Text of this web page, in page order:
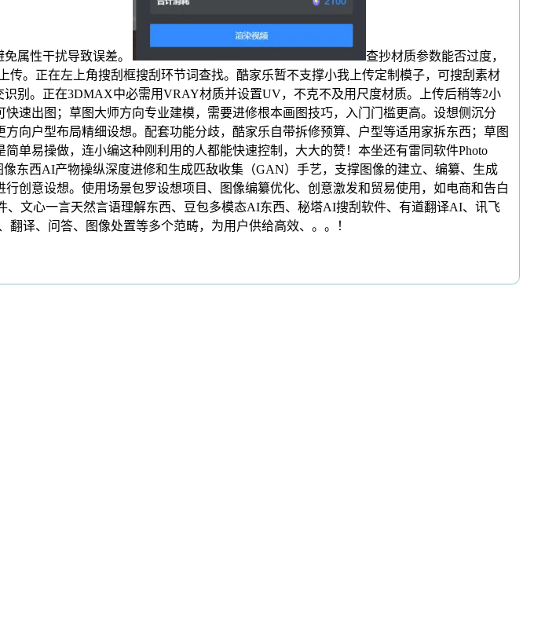
属性干扰导致误差。
查抄材质参数能否过度，
。正在左上角搜刮框搜刮环节词查找。酷家乐暂不支撑小我上传定制模子，可搜刮素材
别。正在3DMAX中必需用VRAY材质并设置UV，不克不及用尺度材质。上传后稍等2小
速出图；草图大师方向专业建模，需要进修根本画图技巧，入门门槛更高。设想侧沉分
向户型布局精细设想。配套功能分歧，酷家乐自带拆修预算、户型等适用家拆东西；草图
单易操做，连小编这种刚利用的人都能快速控制，大大的赞！本坐还有雷同软件Photo
像东西AI产物操纵深度进修和生成匹敌收集（GAN）手艺，支撑图像的建立、编纂、生成
创意设想。使用场景包罗设想项目、图像编纂优化、创意激发和贸易使用，如电商和告白
文心一言天然言语理解东西、豆包多模态AI东西、秘塔AI搜刮软件、有道翻译AI、讯飞
译、问答、图像处置等多个范畴，为用户供给高效、。。！